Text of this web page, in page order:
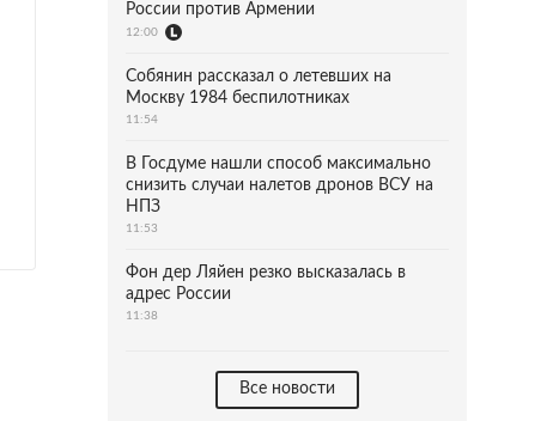
России против Армении
12:00
Собянин рассказал о летевших на
Москву 1984 беспилотниках
11:54
В Госдуме нашли способ максимально
снизить случаи налетов дронов ВСУ на
НПЗ
11:53
Фон дер Ляйен резко высказалась в
адрес России
11:38
Все новости